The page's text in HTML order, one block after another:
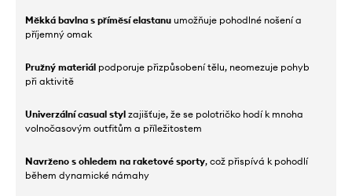
Měkká bavlna s příměsí elastanu umožňuje pohodlné nošení a
příjemný omak
Pružný materiál podporuje přizpůsobení tělu, neomezuje pohyb
při aktivitě
Univerzální casual styl zajišťuje, že se polotričko hodí k mnoha
volnočasovým outfitům a příležitostem
Navrženo s ohledem na raketové sporty, což přispívá k pohodlí
během dynamické námahy